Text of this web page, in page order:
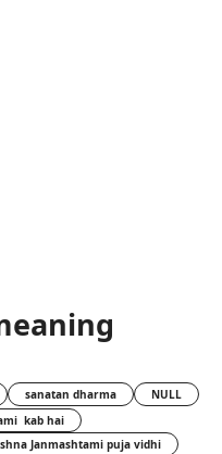
sanatan dharma
NULL
kab hai
Janmashtami puja vidhi